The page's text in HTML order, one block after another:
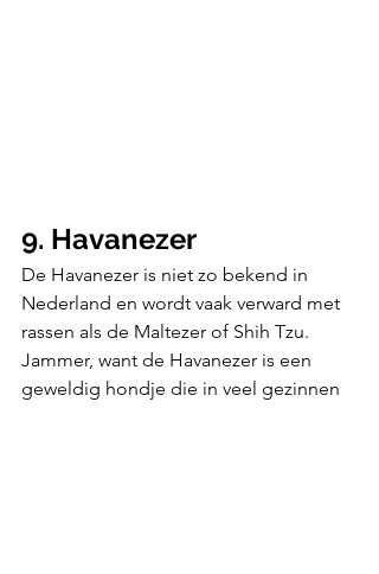
9. Havanezer
De Havanezer is niet zo bekend in
Nederland en wordt vaak verward met
rassen als de Maltezer of Shih Tzu.
Jammer, want de Havanezer is een
geweldig hondje die in veel gezinnen